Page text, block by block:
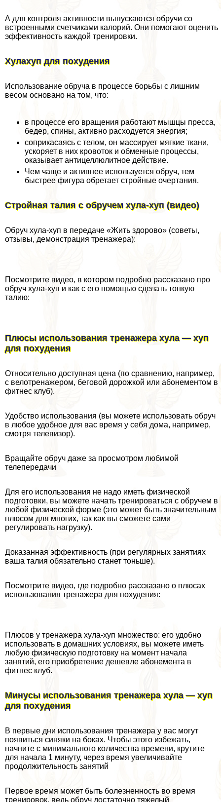
А для контроля активности выпускаются обручи со
встроенными счетчиками калорий. Они помогают оценить
эффективность каждой тренировки.
Хулахуп для похудения
Использование обруча в процессе борьбы с лишним
весом основано на том, что:
в процессе его вращения работают мышцы пресса,
бедер, спины, активно расходуется энергия;
соприкасаясь с телом, он массирует мягкие ткани,
ускоряет в них кровоток и обменные процессы,
оказывает антицеллюлитное действие.
Чем чаще и активнее используется обруч, тем
быстрее фигура обретает стройные очертания.
Стройная талия с обручем хула-хуп (видео)
Обруч хула-хуп в передаче «Жить здорово» (советы,
отзывы, демонстрация тренажера):
Посмотрите видео, в котором подробно рассказано про
обруч хула-хуп и как с его помощью сделать тонкую
талию:
Плюсы использования тренажера хула — хуп
для похудения
Относительно доступная цена (по сравнению, например,
с велотренажером, беговой дорожкой или абонементом в
фитнес клуб).
Удобство использования (вы можете использовать обруч
в любое удобное для вас время у себя дома, например,
смотря телевизор).
Вращайте обруч даже за просмотром любимой
телепередачи
Для его использования не надо иметь физической
подготовки, вы можете начать тренироваться с обручем в
любой физической форме (это может быть значительным
плюсом для многих, так как вы сможете сами
регулировать нагрузку).
Доказанная эффективность (при регулярных занятиях
ваша талия обязательно станет тоньше).
Посмотрите видео, где подробно рассказано о плюсах
использования тренажера для похудения:
Плюсов у тренажера хула-хуп множество: его удобно
использовать в домашних условиях, вы можете иметь
любую физическую подготовку на момент начала
занятий, его приобретение дешевле абонемента в
фитнес клуб.
Минусы использования тренажера хула — хуп
для похудения
В первые дни использования тренажера у вас могут
появиться синяки на боках. Чтобы этого избежать,
начните с минимального количества времени, крутите
для начала 1 минуту, через время увеличивайте
продолжительность занятий
Первое время может быть болезненность во время
тренировок, ведь обруч достаточно тяжелый